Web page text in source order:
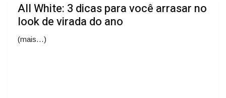
All White: 3 dicas para você arrasar no
look de virada do ano
(mais…)